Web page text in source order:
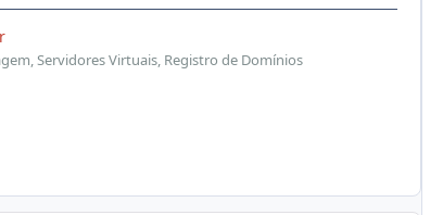
Servidores Virtuais, Registro de Domínios